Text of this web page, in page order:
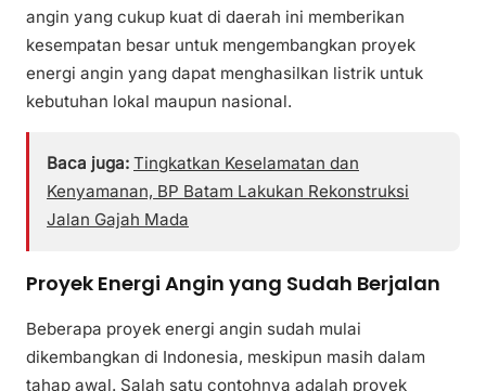
angin yang cukup kuat di daerah ini memberikan
kesempatan besar untuk mengembangkan proyek
energi angin yang dapat menghasilkan listrik untuk
kebutuhan lokal maupun nasional.
Baca juga: Tingkatkan Keselamatan dan
Kenyamanan, BP Batam Lakukan Rekonstruksi
Jalan Gajah Mada
Proyek Energi Angin yang Sudah Berjalan
Beberapa proyek energi angin sudah mulai
dikembangkan di Indonesia, meskipun masih dalam
tahap awal. Salah satu contohnya adalah proyek